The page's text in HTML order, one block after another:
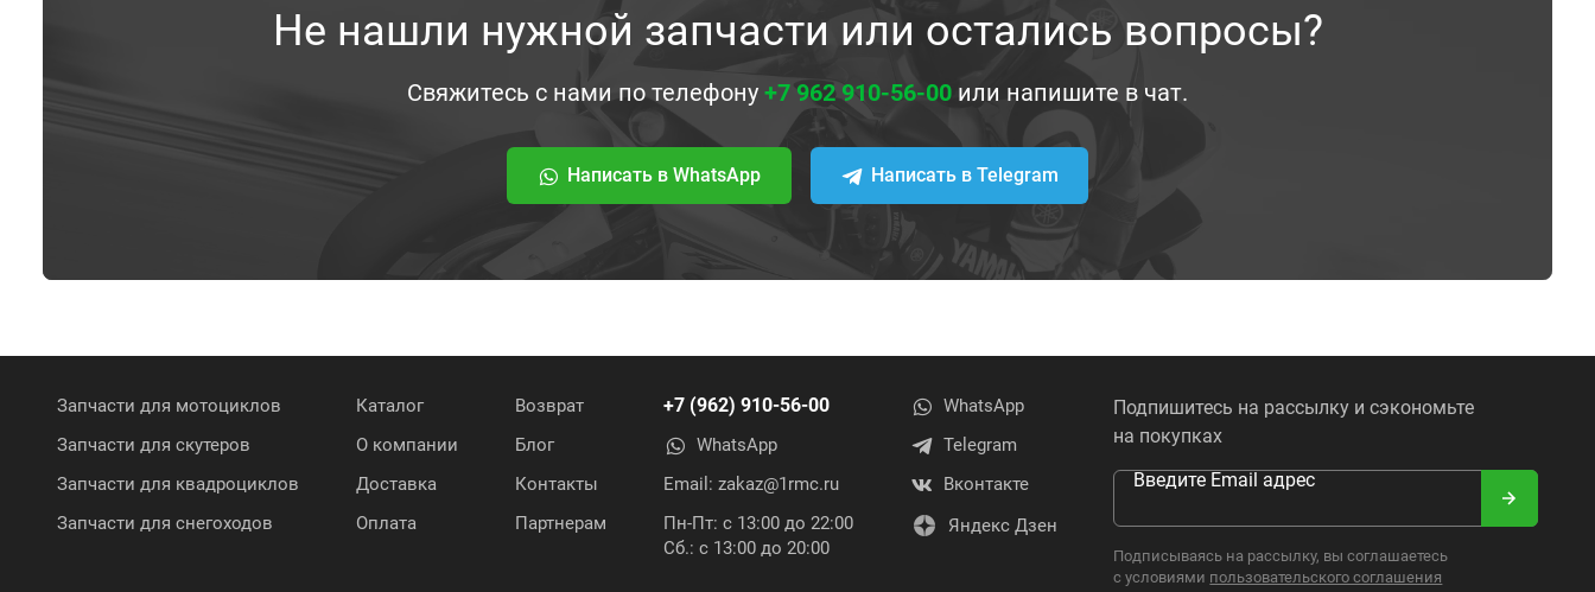
Не нашли нужной запчасти или остались вопросы?
Свяжитесь с нами по телефону +7 962 910-56-00 или напишите в чат.
Написать в WhatsApp Написать в Telegram
Запчасти для мотоциклов
Запчасти для скутеров
Запчасти для квадроциклов
Запчасти для снегоходов
Каталог
О компании
Доставка
Оплата
Возврат
Блог
Контакты
Партнерам
+7 (962) 910-56-00
WhatsApp
Email: zakaz@1rmc.ru
Пн-Пт: с 13:00 до 22:00
Сб.: с 13:00 до 20:00
WhatsApp
Telegram
Вконтакте
Яндекс Дзен
Подпишитесь на рассылку и сэкономьте
на покупках
Введите Email адрес
Подписываясь на рассылку, вы соглашаетесь
с условиями пользовательского соглашения